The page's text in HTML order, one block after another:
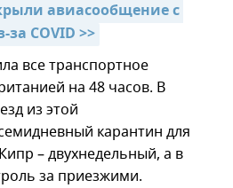
авиасообщение с
COVID >>
все транспортное
на 48 часов. В
из этой
карантин для
– двухнедельный, а в
за приезжими.